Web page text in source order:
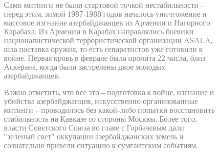
Сами митинги не были стартовой точкой нестабильности –
перед этим, зимой 1987-1988 годов началось уничтожение и
массовое изгнание азербайджанцев из Армении и Нагорного
Карабаха. Из Армении в Карабах направлялись боевики
националистической террористической организации ASALA,
шла поставка оружия, то есть сепаратистов уже готовили к
войне. Первая кровь в феврале была пролита 22 числа, близ
Аскерана, когда были застрелены двое молодых
азербайджанцев.
Важно отметить, что все это – подготовка к войне, изгнание и
убийства азербайджанцев, искусственно организованные
митинги – проводилось без какой-либо попытки восстановить
стабильность на Кавказе со стороны Москвы. Более того,
власти Советского Союза во главе с Горбачевым дали
"зеленый свет" оккупации азербайджанских земель и
сознательно привели ситуацию к сумгаитским событиям.